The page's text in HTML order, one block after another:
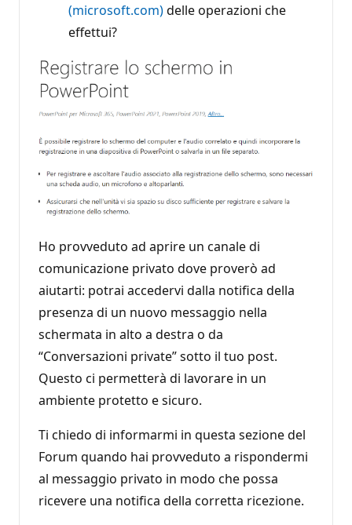
(microsoft.com)delle operazioni che
effettui?
Ho provveduto ad aprire un canale di
comunicazione privato dove proverò ad
aiutarti: potrai accedervi dalla notifica della
presenza di un nuovo messaggio nella
schermata in alto a destra o da
“Conversazioni private” sotto il tuo post.
Questo ci permetterà di lavorare in un
ambiente protetto e sicuro.
Ti chiedo di informarmi in questa sezione del
Forum quando hai provveduto a rispondermi
al messaggio privato in modo che possa
ricevere una notifica della corretta ricezione.